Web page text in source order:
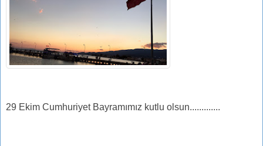
29 Ekim Cumhuriyet Bayramımız kutlu olsun.............